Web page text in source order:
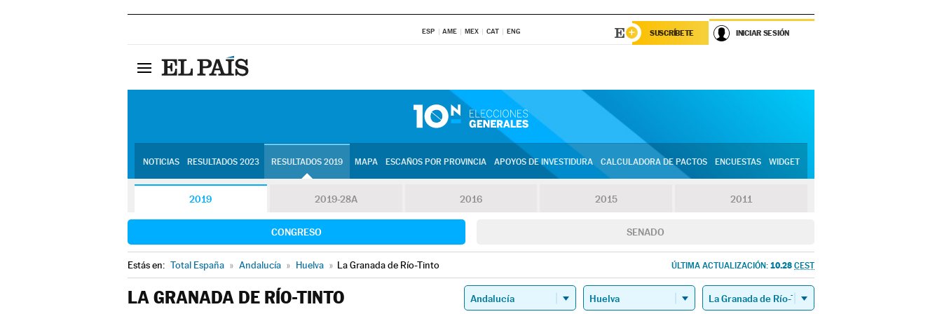
ESP AME MEX CAT ENG SUSCRÍBETE INICIAR SESIÓN
NOTICIAS RESULTADOS 2023 RESULTADOS 2019 MAPA ESCAÑOS POR PROVINCIA APOYOS DE INVESTIDURA CALCULADORA DE PACTOS ENCUESTAS WIDGET
2019 2019-28A 2016 2015 2011
CONGRESO SENADO
Estás en: Total España » Andalucía » Huelva » La Granada de Río-Tinto ÚLTIMA ACTUALIZACIÓN: 10.28 CEST
LA GRANADA DE RÍO-TINTO